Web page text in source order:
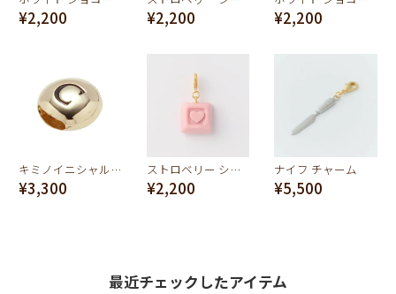
¥2,200 ¥2,200 ¥2,200
キミノイニシャルチャーム/ C
¥3,300
ストロベリー ショコラ イニシャル チャーム/ハート
¥2,200
ナイフ チャーム
¥5,500
最近チェックしたアイテム